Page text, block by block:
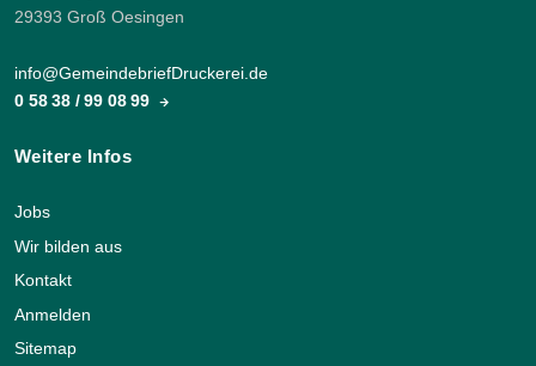
29393 Groß Oesingen
info@GemeindebriefDruckerei.de
0 58 38 / 99 08 99
Weitere Infos
Jobs
Wir bilden aus
Kontakt
Anmelden
Sitemap